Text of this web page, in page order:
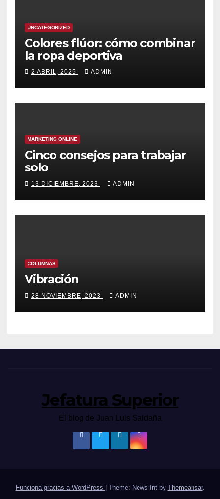
UNCATEGORIZED
Colores flúor: cómo combinar
la ropa deportiva
2 ABRIL, 2025 ADMIN
MARKETING ONLINE
Cinco consejos para trabajar
solo
13 DICIEMBRE, 2023 ADMIN
COLUMNAS
Vibración
28 NOVIEMBRE, 2023 ADMIN
Jefatura Superior
El blog de Juan Luis Saldaña
Funciona gracias a WordPress Theme: News Int by Themeansar.